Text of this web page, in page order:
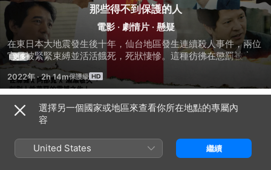
那些得不到保護的人
電影 · 劇情片 · 懸疑
在東日本大地震發生後十年，仙台地區發生連續殺人事件，兩位
官員被緊緊束縛並活活餓死，死狀悽慘。這種彷彿在懲罰被害者
的犯罪行為，立刻引起警方的高度重視。刑警笘篠誠一郎（阿部
寛 飾）與蓮田智彥（林遣都 飾）從兩名被害者身上找出共同
點，並鎖定剛出獄的縱火犯──利根泰久（佐藤健 飾）。在笘篠
試圖釐清真相的過程中，也結識了保護一課的基層人員圓山幹子
（清原果耶 飾），發掘出不為人知、更深不可測的黑暗。當生命
界線與貧窮富貴畫上等號，誰是生命的仲裁者？誰又是得不到保
護的人？
更多
2022年·2h 14m
預告片
選擇另一個國家或地區來查看你所在地點的專屬內
容
United States 繼續